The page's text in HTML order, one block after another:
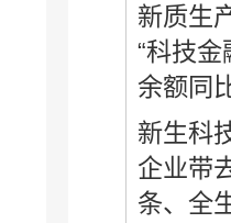
新质生
“科技
余额同
新生科
企业带
条、全